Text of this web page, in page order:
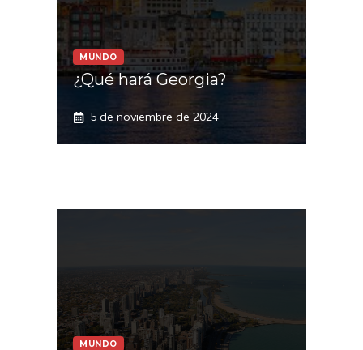
MUNDO
¿Qué hará Georgia?
5 de noviembre de 2024
MUNDO